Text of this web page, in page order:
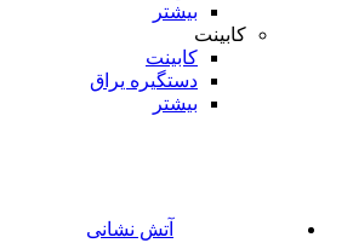
بیشتر
کابینت
کابینت
دستگیره یراق
بیشتر
آتش نشانی